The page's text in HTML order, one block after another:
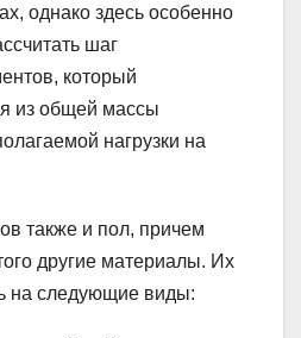
однако здесь особенно
шаг
который
из общей массы
нагрузки на
также и пол, причем
другие материалы. Их
на следующие виды: